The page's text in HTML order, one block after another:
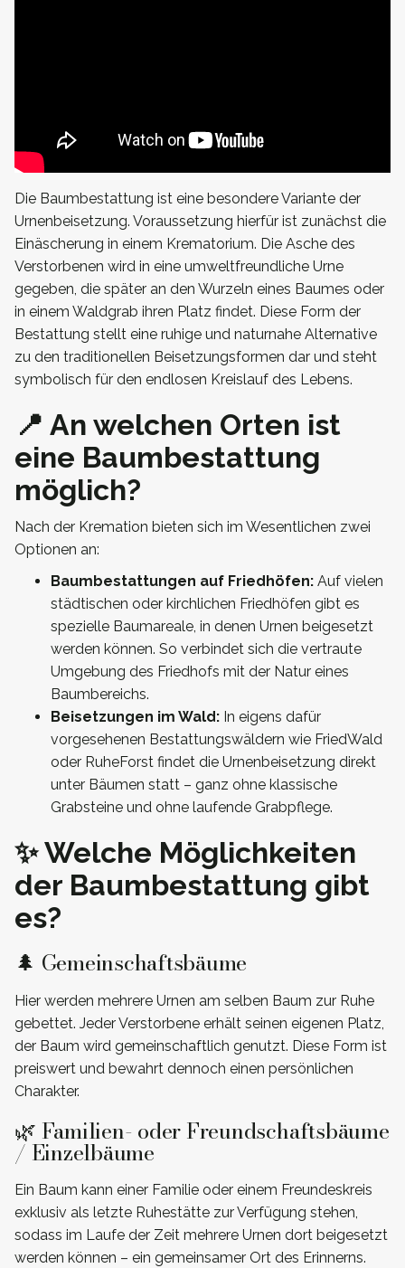
Die Baumbestattung ist eine besondere Variante der
Urnenbeisetzung. Voraussetzung hierfür ist zunächst die
Einäscherung in einem Krematorium. Die Asche des
Verstorbenen wird in eine umweltfreundliche Urne
gegeben, die später an den Wurzeln eines Baumes oder
in einem Waldgrab ihren Platz findet. Diese Form der
Bestattung stellt eine ruhige und naturnahe Alternative
zu den traditionellen Beisetzungsformen dar und steht
symbolisch für den endlosen Kreislauf des Lebens.
📍 An welchen Orten ist
eine Baumbestattung
möglich?
Nach der Kremation bieten sich im Wesentlichen zwei
Optionen an:
Baumbestattungen auf Friedhöfen: Auf vielen
städtischen oder kirchlichen Friedhöfen gibt es
spezielle Baumareale, in denen Urnen beigesetzt
werden können. So verbindet sich die vertraute
Umgebung des Friedhofs mit der Natur eines
Baumbereichs.
Beisetzungen im Wald: In eigens dafür
vorgesehenen Bestattungswäldern wie FriedWald
oder RuheForst findet die Urnenbeisetzung direkt
unter Bäumen statt – ganz ohne klassische
Grabsteine und ohne laufende Grabpflege.
✨ Welche Möglichkeiten
der Baumbestattung gibt
es?
🌲 Gemeinschaftsbäume
Hier werden mehrere Urnen am selben Baum zur Ruhe
gebettet. Jeder Verstorbene erhält seinen eigenen Platz,
der Baum wird gemeinschaftlich genutzt. Diese Form ist
preiswert und bewahrt dennoch einen persönlichen
Charakter.
🌿 Familien- oder Freundschaftsbäume
/ Einzelbäume
Ein Baum kann einer Familie oder einem Freundeskreis
exklusiv als letzte Ruhestätte zur Verfügung stehen,
sodass im Laufe der Zeit mehrere Urnen dort beigesetzt
werden können – ein gemeinsamer Ort des Erinnerns.